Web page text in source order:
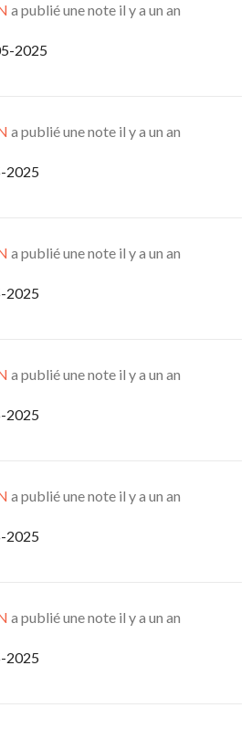
a publié une note il y a un an
2025
a publié une note il y a un an
2025
a publié une note il y a un an
2025
a publié une note il y a un an
2025
a publié une note il y a un an
2025
a publié une note il y a un an
2025